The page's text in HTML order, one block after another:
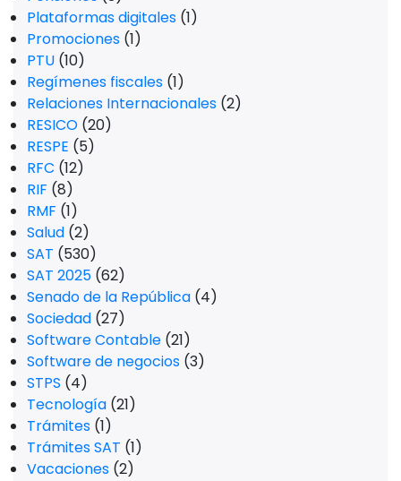
Plataformas digitales (1)
Promociones (1)
PTU (10)
Regímenes fiscales (1)
Relaciones Internacionales (2)
RESICO (20)
RESPE (5)
RFC (12)
RIF (8)
RMF (1)
Salud (2)
SAT (530)
SAT 2025 (62)
Senado de la República (4)
Sociedad (27)
Software Contable (21)
Software de negocios (3)
STPS (4)
Tecnología (21)
Trámites (1)
Trámites SAT (1)
Vacaciones (2)